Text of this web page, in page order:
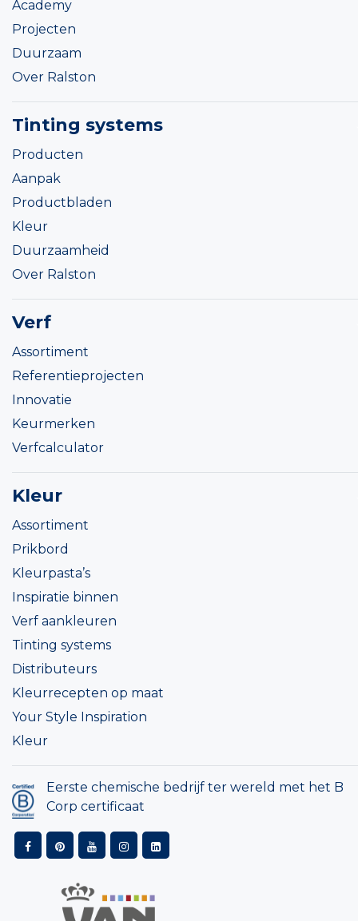
Academy
Projecten
Duurzaam
Over Ralston
Tinting systems
Producten
Aanpak
Productbladen
Kleur
Duurzaamheid
Over Ralston
Verf
Assortiment
Referentieprojecten
Innovatie
Keurmerken
Verfcalculator
Kleur
Assortiment
Prikbord
Kleurpasta’s
Inspiratie binnen
Verf aankleuren
Tinting systems
Distributeurs
Kleurrecepten op maat
Your Style Inspiration
Kleur
Eerste chemische bedrijf ter wereld met het B
Corp certificaat